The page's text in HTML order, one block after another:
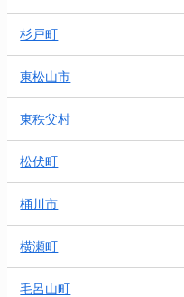
杉戸町
東松山市
東秩父村
松伏町
桶川市
横瀬町
毛呂山町